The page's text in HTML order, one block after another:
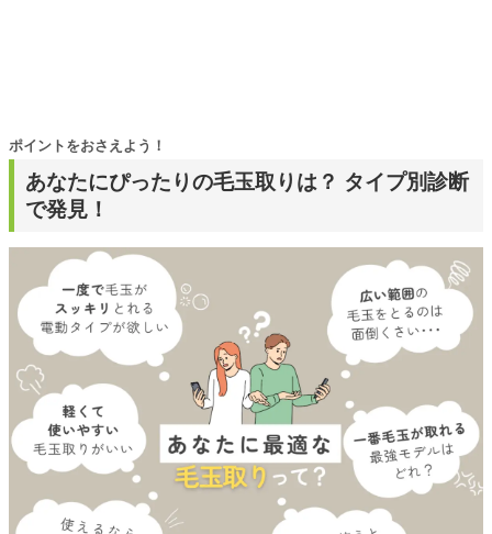
あなたにぴったりの毛玉取りは？ タイプ別診断
で発見！
ポイントをおさえよう！